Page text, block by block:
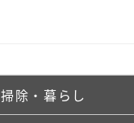
掃除・暮らし